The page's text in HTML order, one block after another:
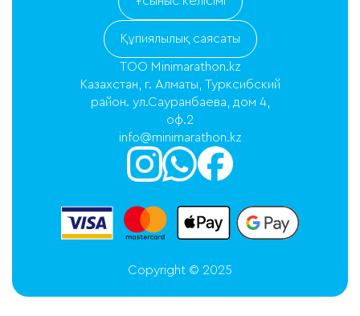
Құпиялылық саясаты
ТОО Minimarathon.kz
Казахстан, г. Алматы, Турксибский
район. ул.Сауранбаева, дом 4,
оф.2
info@minimarathon.kz
Copyright © 2025